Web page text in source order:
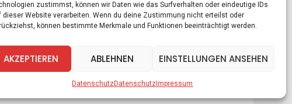
zustimmst, können wir Daten wie das Surfverhalten oder eindeutige IDs
dieser Website verarbeiten. Wenn du deine Zustimmung nicht erteilst oder
können bestimmte Merkmale und Funktionen beeinträchtigt werden.
AKZEPTIEREN ABLEHNEN EINSTELLUNGEN ANSEHEN
DatenschutzDatenschutz Impressum
Zitate Kontakt Datenschutz Impressum